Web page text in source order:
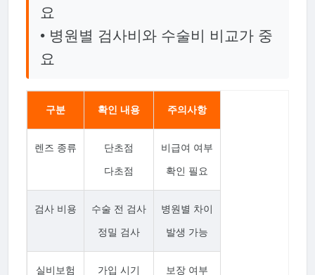
요
• 병원별 검사비와 수술비 비교가 중
요
구분 확인 내용 주의사항
렌즈 종류
단초점
다초점
비급여 여부
확인 필요
검사 비용
수술 전 검사
정밀 검사
병원별 차이
발생 가능
실비보험 가입 시기 보장 여부